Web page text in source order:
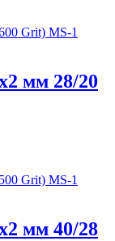
мм 28/20
мм 40/28